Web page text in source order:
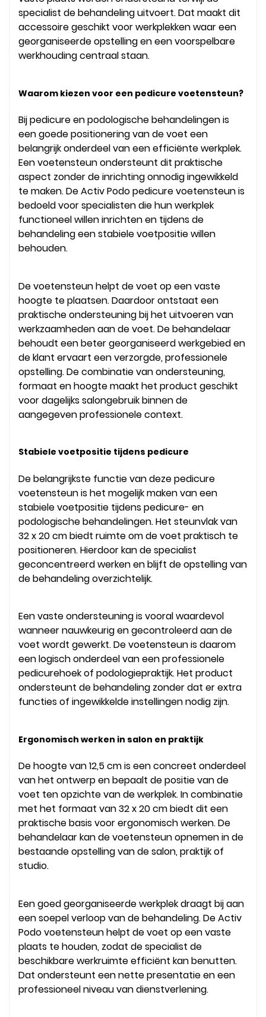
specialist de behandeling uitvoert. Dat maakt dit
accessoire geschikt voor werkplekken waar een
georganiseerde opstelling en een voorspelbare
werkhouding centraal staan.
Waarom kiezen voor een pedicure voetensteun?
Bij pedicure en podologische behandelingen is
een goede positionering van de voet een
belangrijk onderdeel van een efficiënte werkplek.
Een voetensteun ondersteunt dit praktische
aspect zonder de inrichting onnodig ingewikkeld
te maken. De Activ Podo pedicure voetensteun is
bedoeld voor specialisten die hun werkplek
functioneel willen inrichten en tijdens de
behandeling een stabiele voetpositie willen
behouden.
De voetensteun helpt de voet op een vaste
hoogte te plaatsen. Daardoor ontstaat een
praktische ondersteuning bij het uitvoeren van
werkzaamheden aan de voet. De behandelaar
behoudt een beter georganiseerd werkgebied en
de klant ervaart een verzorgde, professionele
opstelling. De combinatie van ondersteuning,
formaat en hoogte maakt het product geschikt
voor dagelijks salongebruik binnen de
aangegeven professionele context.
Stabiele voetpositie tijdens pedicure
De belangrijkste functie van deze pedicure
voetensteun is het mogelijk maken van een
stabiele voetpositie tijdens pedicure- en
podologische behandelingen. Het steunvlak van
32 x 20 cm biedt ruimte om de voet praktisch te
positioneren. Hierdoor kan de specialist
geconcentreerd werken en blijft de opstelling van
de behandeling overzichtelijk.
Een vaste ondersteuning is vooral waardevol
wanneer nauwkeurig en gecontroleerd aan de
voet wordt gewerkt. De voetensteun is daarom
een logisch onderdeel van een professionele
pedicurehoek of podologiepraktijk. Het product
ondersteunt de behandeling zonder dat er extra
functies of ingewikkelde instellingen nodig zijn.
Ergonomisch werken in salon en praktijk
De hoogte van 12,5 cm is een concreet onderdeel
van het ontwerp en bepaalt de positie van de
voet ten opzichte van de werkplek. In combinatie
met het formaat van 32 x 20 cm biedt dit een
praktische basis voor ergonomisch werken. De
behandelaar kan de voetensteun opnemen in de
bestaande opstelling van de salon, praktijk of
studio.
Een goed georganiseerde werkplek draagt bij aan
een soepel verloop van de behandeling. De Activ
Podo voetensteun helpt de voet op een vaste
plaats te houden, zodat de specialist de
beschikbare werkruimte efficiënt kan benutten.
Dat ondersteunt een nette presentatie en een
professioneel niveau van dienstverlening.